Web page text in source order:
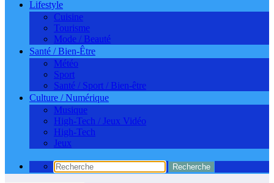
Lifestyle
Cuisine
Tourisme
Mode / Beauté
Santé / Bien-Être
Météo
Sport
Santé / Sport / Bien-être
Culture / Numérique
Musique
High-Tech / Jeux Vidéo
High-Tech
Jeux